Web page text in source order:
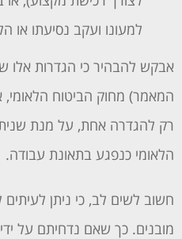
למעונו ועקב נסיעתו או
אבקש להבהיר כי הגדרות אלו
המאמר) מחוק הביטוח הלאומי,
רק להגדרה אחת, על מנת
הלאומי כנפגע בתאונת עבודה.
חשוב לשים לב, כי ניתן
מובנים. כך שאם נדחיתם על